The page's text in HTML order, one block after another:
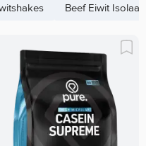
Beef Eiwit Isolaat